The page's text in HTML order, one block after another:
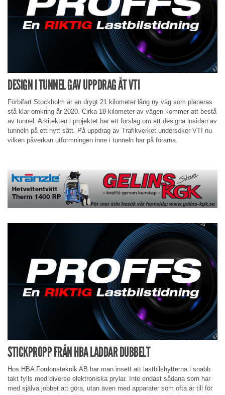
DESIGN I TUNNEL GAV UPPDRAG ÅT VTI
Förbifart Stockholm är en drygt 21 kilometer lång ny väg som planeras
stå klar omkring år 2020. Cirka 18 kilometer av vägen kommer att bestå
av tunnel. Arkitekten i projektet har ett förslag om att designa insidan av
tunneln på ett nytt sätt. På uppdrag av Trafikverket undersöker VTI nu
vilken påverkan utformningen inne i tunneln har på förarna.
STICKPROPP FRÅN HBA LADDAR DUBBELT
Hos HBA Fordonsteknik AB har man insett att lastbilshytterna i snabb
takt fylls med diverse elektroniska prylar. Inte endast sådana som har
med själva jobbet att göra, utan även med apparater som ofta är till för